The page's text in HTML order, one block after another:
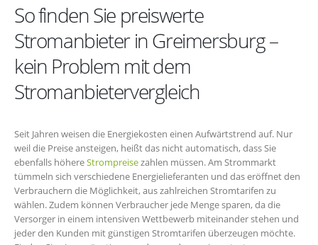
So finden Sie preiswerte
Stromanbieter in Greimersburg –
kein Problem mit dem
Stromanbietervergleich
Seit Jahren weisen die Energiekosten einen Aufwärtstrend auf. Nur
weil die Preise ansteigen, heißt das nicht automatisch, dass Sie
ebenfalls höhereStrompreisezahlen müssen. Am Strommarkt
tümmeln sich verschiedene Energielieferanten und das eröffnet den
Verbrauchern die Möglichkeit, aus zahlreichen Stromtarifen zu
wählen. Zudem können Verbraucher jede Menge sparen, da die
Versorger in einem intensiven Wettbewerb miteinander stehen und
jeder den Kunden mit günstigen Stromtarifen überzeugen möchte.